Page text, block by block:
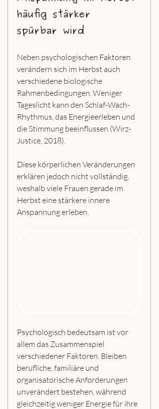
häufig stärker
spürbar wird
Neben psychologischen Faktoren
verändern sich im Herbst auch
verschiedene biologische
Rahmenbedingungen. Weniger
Tageslicht kann den Schlaf-Wach-
Rhythmus, das Energieerleben und
die Stimmung beeinflussen (Wirz-
Justice, 2018).
Diese körperlichen Veränderungen
erklären jedoch nicht vollständig,
weshalb viele Frauen gerade im
Herbst eine stärkere innere
Anspannung erleben.
Psychologisch bedeutsam ist vor
allem das Zusammenspiel
verschiedener Faktoren. Bleiben
berufliche, familiäre und
organisatorische Anforderungen
unverändert bestehen, während
gleichzeitig weniger Energie für ihre